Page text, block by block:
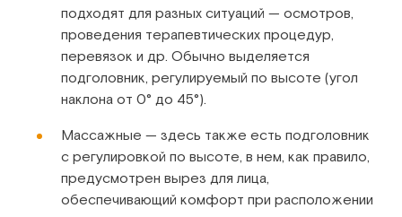
подходят для разных ситуаций — осмотров,
проведения терапевтических процедур,
перевязок и др. Обычно выделяется
подголовник, регулируемый по высоте (угол
наклона от 0° до 45°).
Массажные — здесь также есть подголовник
с регулировкой по высоте, в нем, как правило,
предусмотрен вырез для лица,
обеспечивающий комфорт при расположении